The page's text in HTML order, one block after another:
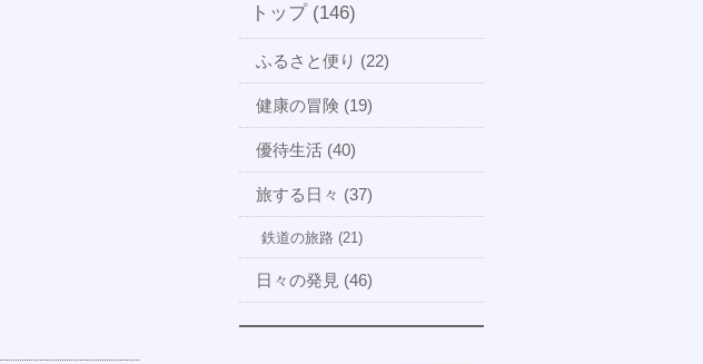
トップ (146)
ふるさと便り (22)
健康の冒険 (19)
優待生活 (40)
旅する日々 (37)
鉄道の旅路 (21)
日々の発見 (46)